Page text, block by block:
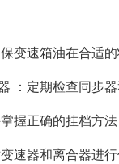
变速箱油在合适
：定期检查同步
握正确的挂档方
速器和离合器进